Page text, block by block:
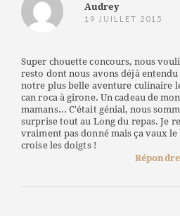
Audrey
19 JUILLET 2015
Super chouette concours, nous
resto dont nous avons déjà
notre plus belle aventure culinaire
can roca à girone. Un cadeau de
mamans... C'était génial, nous
surprise tout au Long du repas. Je
vraiment pas donné mais ça vaux
croise les doigts !
Répondre